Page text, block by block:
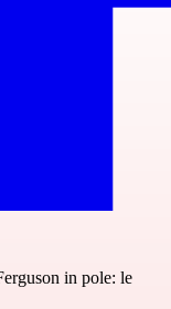
in pole: le